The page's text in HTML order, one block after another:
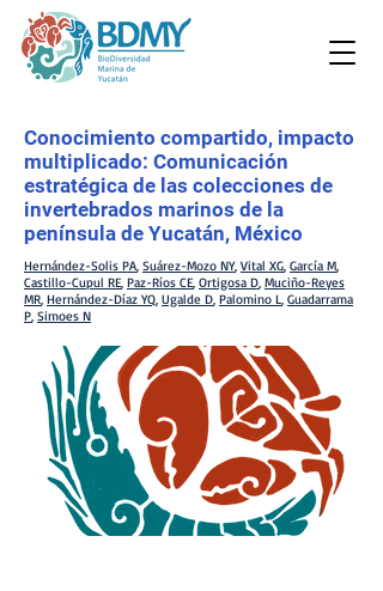
Conocimiento compartido, impacto
multiplicado: Comunicación
estratégica de las colecciones de
invertebrados marinos de la
península de Yucatán, México
Hernández-Solis PA, Suárez-Mozo NY, Vital XG, García M,
Castillo-Cupul RE, Paz-Ríos CE, Ortigosa D, Muciño-Reyes
MR, Hernández-Díaz YQ, Ugalde D, Palomino L, Guadarrama
P, Simoes N